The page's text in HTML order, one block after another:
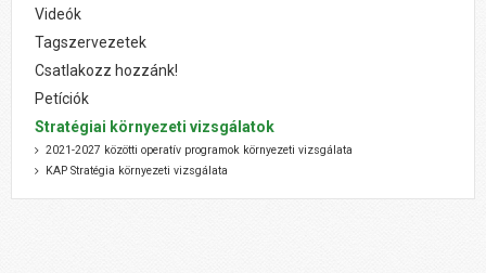
Videók
Tagszervezetek
Csatlakozz hozzánk!
Petíciók
Stratégiai környezeti vizsgálatok
2021-2027 közötti operatív programok környezeti vizsgálata
KAP Stratégia környezeti vizsgálata